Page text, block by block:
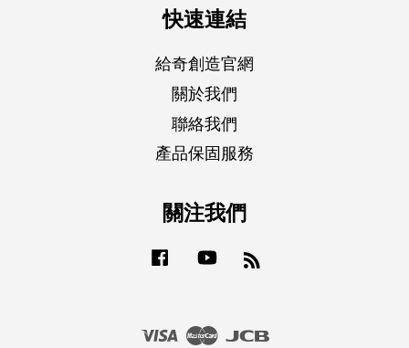
快速連結
給奇創造官網
關於我們
聯絡我們
產品保固服務
關注我們
Facebook YouTube
Visa Master JCB